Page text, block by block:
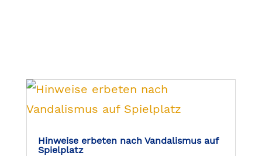
Hinweise erbeten nach Vandalismus auf
Spielplatz